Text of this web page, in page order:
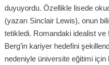
duyuyordu. Özellikle lisede
(yazarı Sinclair Lewis), onun
tetikledi. Romandaki idealist ve
Berg’in kariyer hedefini
nedeniyle üniversite eğitimi